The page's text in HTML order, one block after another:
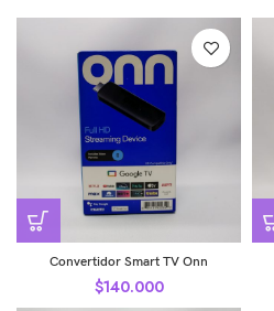
Convertidor Smart TV Onn
$140.000